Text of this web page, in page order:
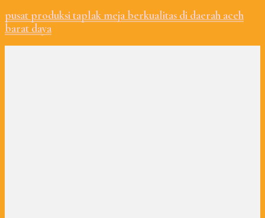
pusat produksi taplak meja berkualitas di daerah aceh
barat daya